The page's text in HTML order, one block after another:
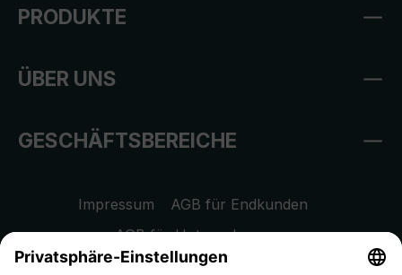
PRODUKTE
ÜBER UNS
GESCHÄFTSBEREICHE
Impressum
AGB für Endkunden
AGB für Unternehmen
Datenschutzhinweis